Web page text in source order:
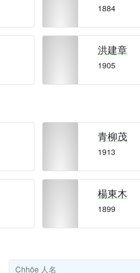
1884
洪建章
1905
青柳茂
1913
楊東木
1899